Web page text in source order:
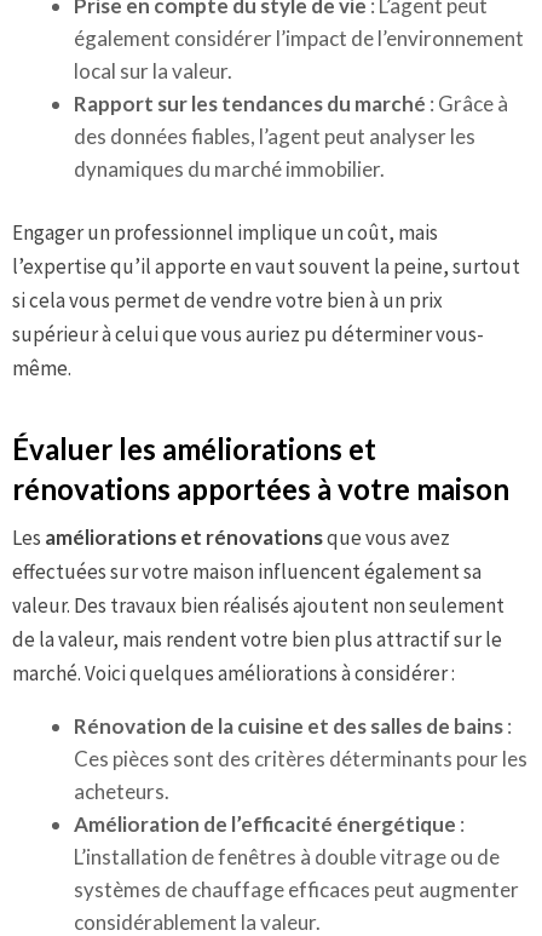
également considérer l’impact de l’environnement
local sur la valeur.
Rapport sur les tendances du marché : Grâce à
des données fiables, l’agent peut analyser les
dynamiques du marché immobilier.
Engager un professionnel implique un coût, mais
l’expertise qu’il apporte en vaut souvent la peine, surtout
si cela vous permet de vendre votre bien à un prix
supérieur à celui que vous auriez pu déterminer vous-
même.
Évaluer les améliorations et
rénovations apportées à votre maison
Les améliorations et rénovationsque vous avez
effectuées sur votre maison influencent également sa
valeur. Des travaux bien réalisés ajoutent non seulement
de la valeur, mais rendent votre bien plus attractif sur le
marché. Voici quelques améliorations à considérer :
Rénovation de la cuisine et des salles de bains:
Ces pièces sont des critères déterminants pour les
acheteurs.
Amélioration de l’efficacité énergétique :
L’installation de fenêtres à double vitrage ou de
systèmes de chauffage efficaces peut augmenter
considérablement la valeur.